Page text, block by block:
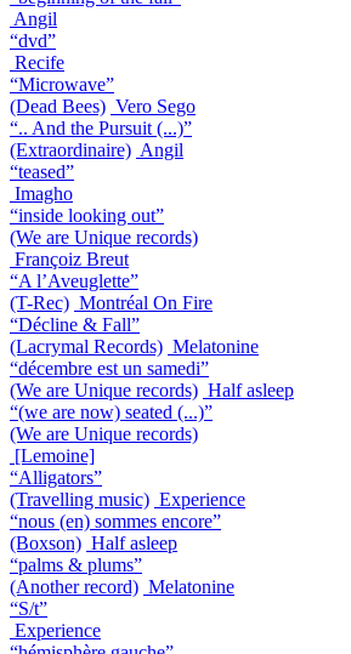
Angil
“dvd”
Recife
“Microwave”
(Dead Bees) Vero Sego
“.. And the Pursuit (...)”
(Extraordinaire) Angil
“teased”
Imagho
“inside looking out”
(We are Unique records)
Françoiz Breut
“A l’Aveuglette”
(T-Rec) Montréal On Fire
“Décline & Fall”
(Lacrymal Records) Melatonine
“décembre est un samedi”
(We are Unique records) Half asleep
“(we are now) seated (...)”
(We are Unique records)
[Lemoine]
“Alligators”
(Travelling music) Experience
“nous (en) sommes encore”
(Boxson) Half asleep
“palms & plums”
(Another record) Melatonine
“S/t”
Experience